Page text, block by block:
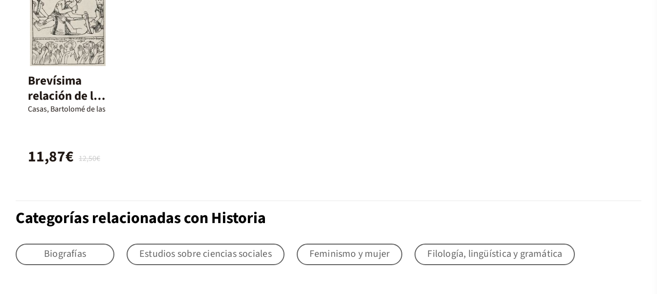
Brevísima
relación de la
destruición de
Casas, Bartolomé de las
12,50€
11,87€
Categorías relacionadas con Historia
Biografías Estudios sobre ciencias sociales Feminismo y mujer Filología, lingüística y gramática